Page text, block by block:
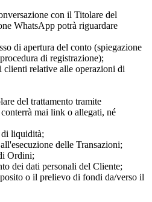
con il Titolare del
WhatsApp potrà riguardare
di apertura del conto (spiegazione
di registrazione);
clienti relative alle operazioni di
del trattamento tramite
mai link o allegati, né
liquidità;
delle Transazioni;
Ordini;
dei dati personali del Cliente;
o il prelievo di fondi da/verso il